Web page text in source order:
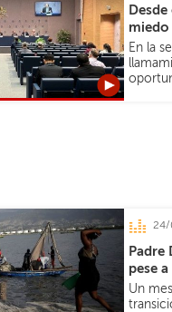
En la
24/
Padre
pese
Un